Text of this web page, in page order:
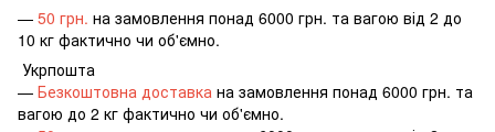
— 50 грн. на замовлення понад 6000 грн. та вагою від 2 до
10 кг фактично чи об'ємно.
Укрпошта
— Безкоштовна доставка на замовлення понад 6000 грн. та
вагою до 2 кг фактично чи об'ємно.